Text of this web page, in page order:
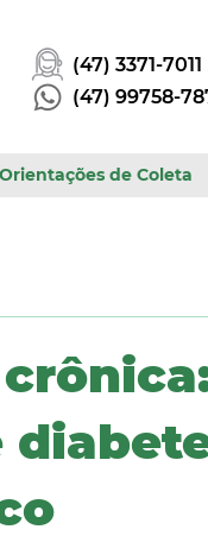
(47) 3371-7011
(47) 99758-
Orientações de Coleta